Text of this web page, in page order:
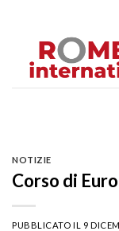
NOTIZIE
Corso di
PUBBLICATO IL 9